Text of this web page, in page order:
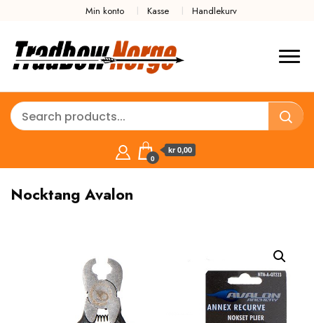
Min konto Kasse Handlekurv
0
kr 0,00
Nocktang Avalon